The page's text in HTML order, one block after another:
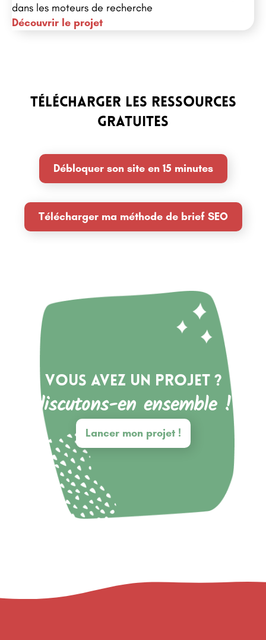
dans les moteurs de recherche
Découvrir le projet
télécharger les ressources
gratuites
Débloquer son site en 15 minutes
Télécharger ma méthode de brief SEO
Vous avez un projet ?
discutons-en ensemble !
Lancer mon projet !